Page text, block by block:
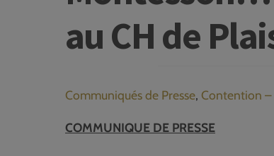
au CH de
Communiqués de Presse, Contention
COMMUNIQUE DE PRESSE